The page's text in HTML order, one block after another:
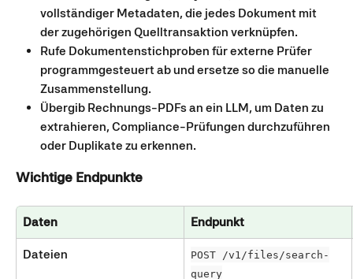
vollständiger Metadaten, die jedes Dokument mit
der zugehörigen Quelltransaktion verknüpfen.
Rufe Dokumentenstichproben für externe Prüfer
programmgesteuert ab und ersetze so die manuelle
Zusammenstellung.
Übergib Rechnungs-PDFs an ein LLM, um Daten zu
extrahieren, Compliance-Prüfungen durchzuführen
oder Duplikate zu erkennen.
Wichtige Endpunkte
Daten Endpunkt
Dateien
POST /v1/files/search-
query